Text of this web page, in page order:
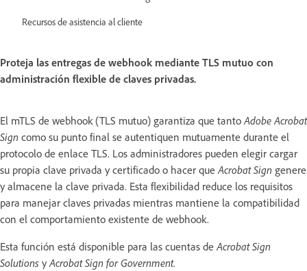
Recursos de asistencia al cliente
Proteja las entregas de webhook mediante TLS mutuo con
administración flexible de claves privadas.
El mTLS de webhook (TLS mutuo) garantiza que tantoAdobe Acrobat
Sign como su punto final se autentiquen mutuamente durante el
protocolo de enlace TLS. Los administradores pueden elegir cargar
su propia clave privada y certificado o hacer queAcrobat Sign genere
y almacene la clave privada. Esta flexibilidad reduce los requisitos
para manejar claves privadas mientras mantiene la compatibilidad
con el comportamiento existente de webhook.
Esta función está disponible para las cuentas deAcrobat Sign
Solutions yAcrobat Sign for Government.